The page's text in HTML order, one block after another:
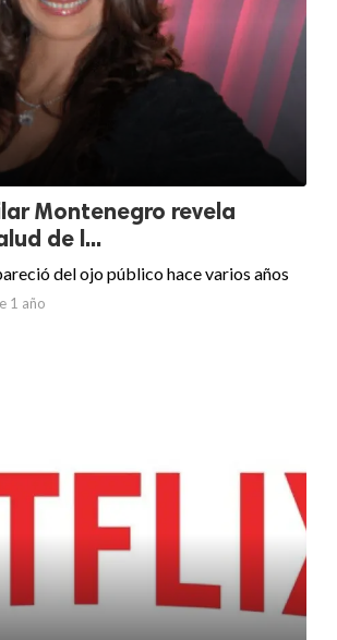
Montenegro revela
de l...
del ojo público hace varios años
1 año